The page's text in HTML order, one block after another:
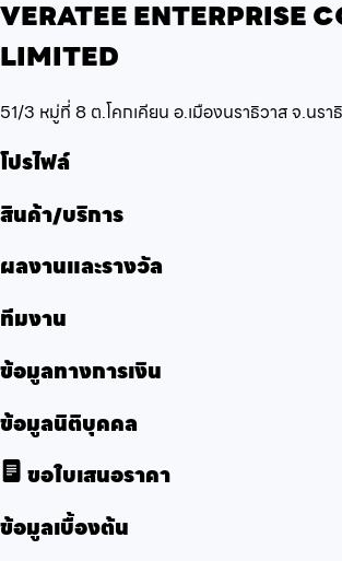
VERATEE ENTERPRISE
LIMITED
51/3 หมู่ที่ 8 ต.โคกเคียน อ.เมืองนราธิวาส จ.นร
โปรไฟล์
สินค้า/บริการ
ผลงานและรางวัล
ทีมงาน
ข้อมูลทางการเงิน
ข้อมูลนิติบุคคล
ขอใบเสนอราคา
ข้อมูลเบื้องต้น